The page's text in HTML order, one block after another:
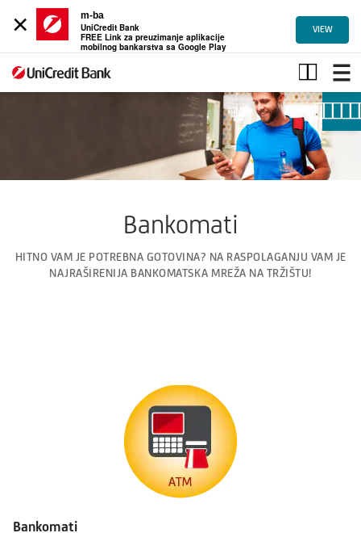
×
m-ba
UniCredit Bank
FREE Link za preuzimanje aplikacije
mobilnog bankarstva sa Google Play
VIEW
Bankarstvo
pokretu
Bankomati
HITNO VAM JE POTREBNA GOTOVINA? NA RASPOLAGANJU VAM JE
NAJRAŠIRENIJA BANKOMATSKA MREŽA NA TRŽIŠTU!
Bankomati